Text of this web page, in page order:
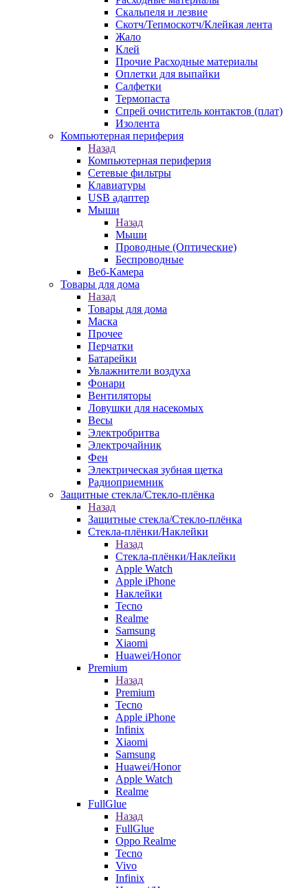
Скальпеля и лезвие
Скотч/Тепмоскотч/Клейкая лента
Жало
Клей
Прочие Расходные материалы
Оплетки для выпайки
Салфетки
Термопаста
Спрей очиститель контактов (плат)
Изолента
Компьютерная периферия
Назад
Компьютерная периферия
Сетевые фильтры
Клавиатуры
USB адаптер
Мыши
Назад
Мыши
Проводные (Оптические)
Беспроводные
Веб-Камера
Товары для дома
Назад
Товары для дома
Маска
Прочее
Перчатки
Батарейки
Увлажнители воздуха
Фонари
Вентиляторы
Ловушки для насекомых
Весы
Электробритва
Электрочайник
Фен
Электрическая зубная щетка
Радиоприемник
Защитные стекла/Стекло-плёнка
Назад
Защитные стекла/Стекло-плёнка
Стекла-плёнки/Наклейки
Назад
Стекла-плёнки/Наклейки
Apple Watch
Apple iPhone
Наклейки
Tecno
Realme
Samsung
Xiaomi
Huawei/Honor
Premium
Назад
Premium
Tecno
Apple iPhone
Infinix
Xiaomi
Samsung
Huawei/Honor
Apple Watch
Realme
FullGlue
Назад
FullGlue
Oppo Realme
Tecno
Vivo
Infinix